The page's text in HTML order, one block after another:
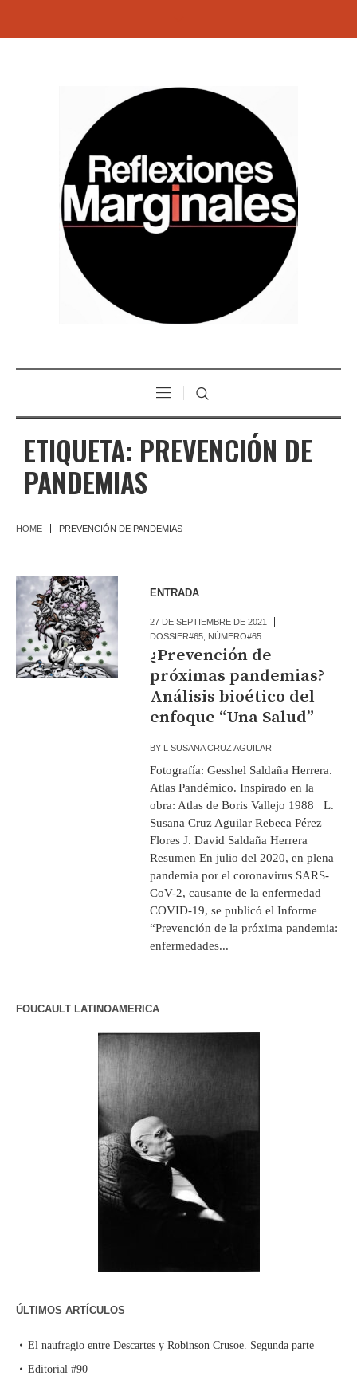
ETIQUETA: PREVENCIÓN DE
PANDEMIAS
HOME PREVENCIÓN DE PANDEMIAS
ENTRADA
27 DE SEPTIEMBRE DE 2021
DOSSIER#65 NÚMERO#65
¿Prevención de
próximas pandemias?
Análisis bioético del
enfoque “Una Salud”
BY L SUSANA CRUZ AGUILAR
Fotografía: Gesshel Saldaña Herrera.
Atlas Pandémico. Inspirado en la
obra: Atlas de Boris Vallejo 1988 L.
Susana Cruz Aguilar Rebeca Pérez
Flores J. David Saldaña Herrera
Resumen En julio del 2020, en plena
pandemia por el coronavirus SARS-
CoV-2, causante de la enfermedad
COVID-19, se publicó el Informe
“Prevención de la próxima pandemia:
enfermedades...
FOUCAULT LATINOAMERICA
ÚLTIMOS ARTÍCULOS
El naufragio entre Descartes y Robinson Crusoe. Segunda parte
Editorial #90